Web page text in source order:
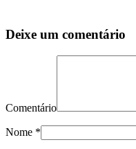
Deixe um comentário
Comentário
Nome *